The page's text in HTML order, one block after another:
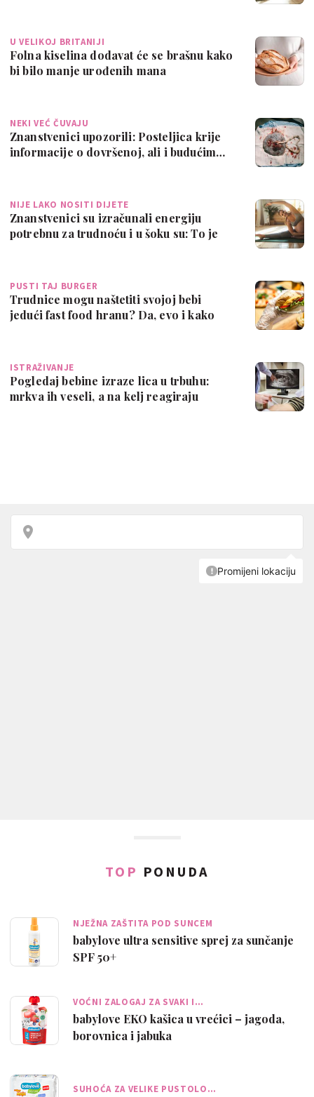
U VELIKOJ BRITANIJI
Folna kiselina dodavat će se brašnu kako
bi bilo manje urođenih mana
NEKI VEĆ ČUVAJU
Znanstvenici upozorili: Posteljica krije
informacije o dovršenoj, ali i budućim…
NIJE LAKO NOSITI DIJETE
Znanstvenici su izračunali energiju
potrebnu za trudnoću i u šoku su: To je
PUSTI TAJ BURGER
Trudnice mogu naštetiti svojoj bebi
jedući fast food hranu? Da, evo i kako
ISTRAŽIVANJE
Pogledaj bebine izraze lica u trbuhu:
mrkva ih veseli, a na kelj reagiraju
TOP PONUDA
NJEŽNA ZAŠTITA POD SUNCEM
babylove ultra sensitive sprej za sunčanje
SPF 50+
VOĆNI ZALOGAJ ZA SVAKI I…
babylove EKO kašica u vrećici – jagoda,
borovnica i jabuka
SUHOĆA ZA VELIKE PUSTOLO…